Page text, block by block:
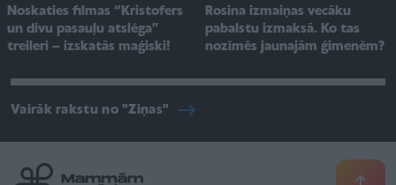
Noskaties filmas “Kristofers
un divu pasauļu atslēga”
treileri – izskatās maģiski!
Rosina izmaiņas vecāku
pabalstu izmaksā. Ko tas
nozīmēs jaunajām ģimenēm?
Vairāk rakstu no "Ziņas"